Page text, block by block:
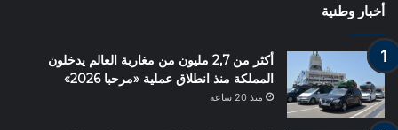
أخبار وطنية
أكثر من 2,7 مليون من مغاربة العالم يدخلون
المملكة منذ انطلاق عملية «مرحبا 2026»
منذ 20 ساعة